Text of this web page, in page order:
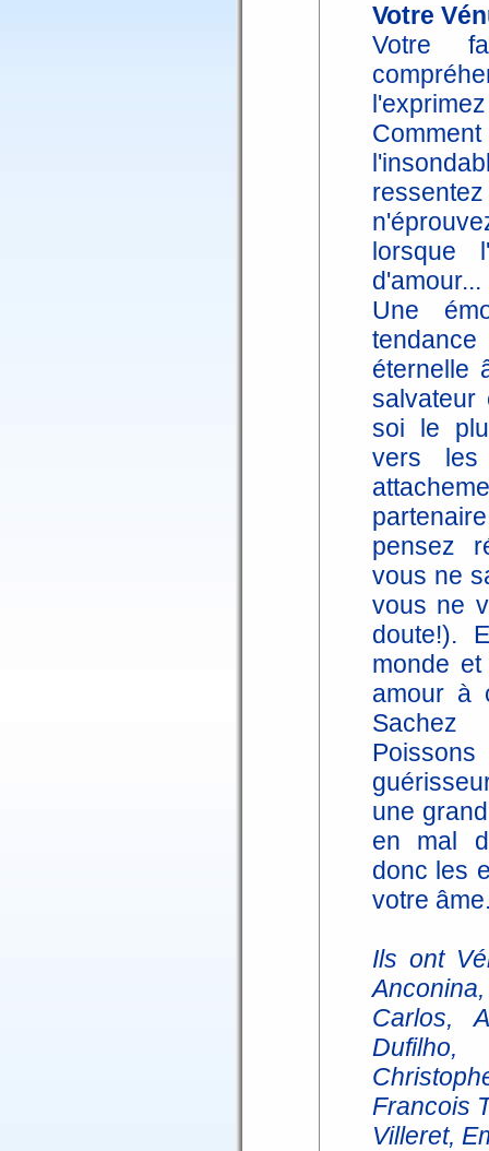
Votre
Votre
lorsque
d'amour...
Une
éternelle
salvateur
soi le
vers les
pensez
vous ne
vous ne
doute!).
monde
amour à
Sachez
une
en mal
donc les
votre
Ils ont
Carlos,
Francois
Villeret,